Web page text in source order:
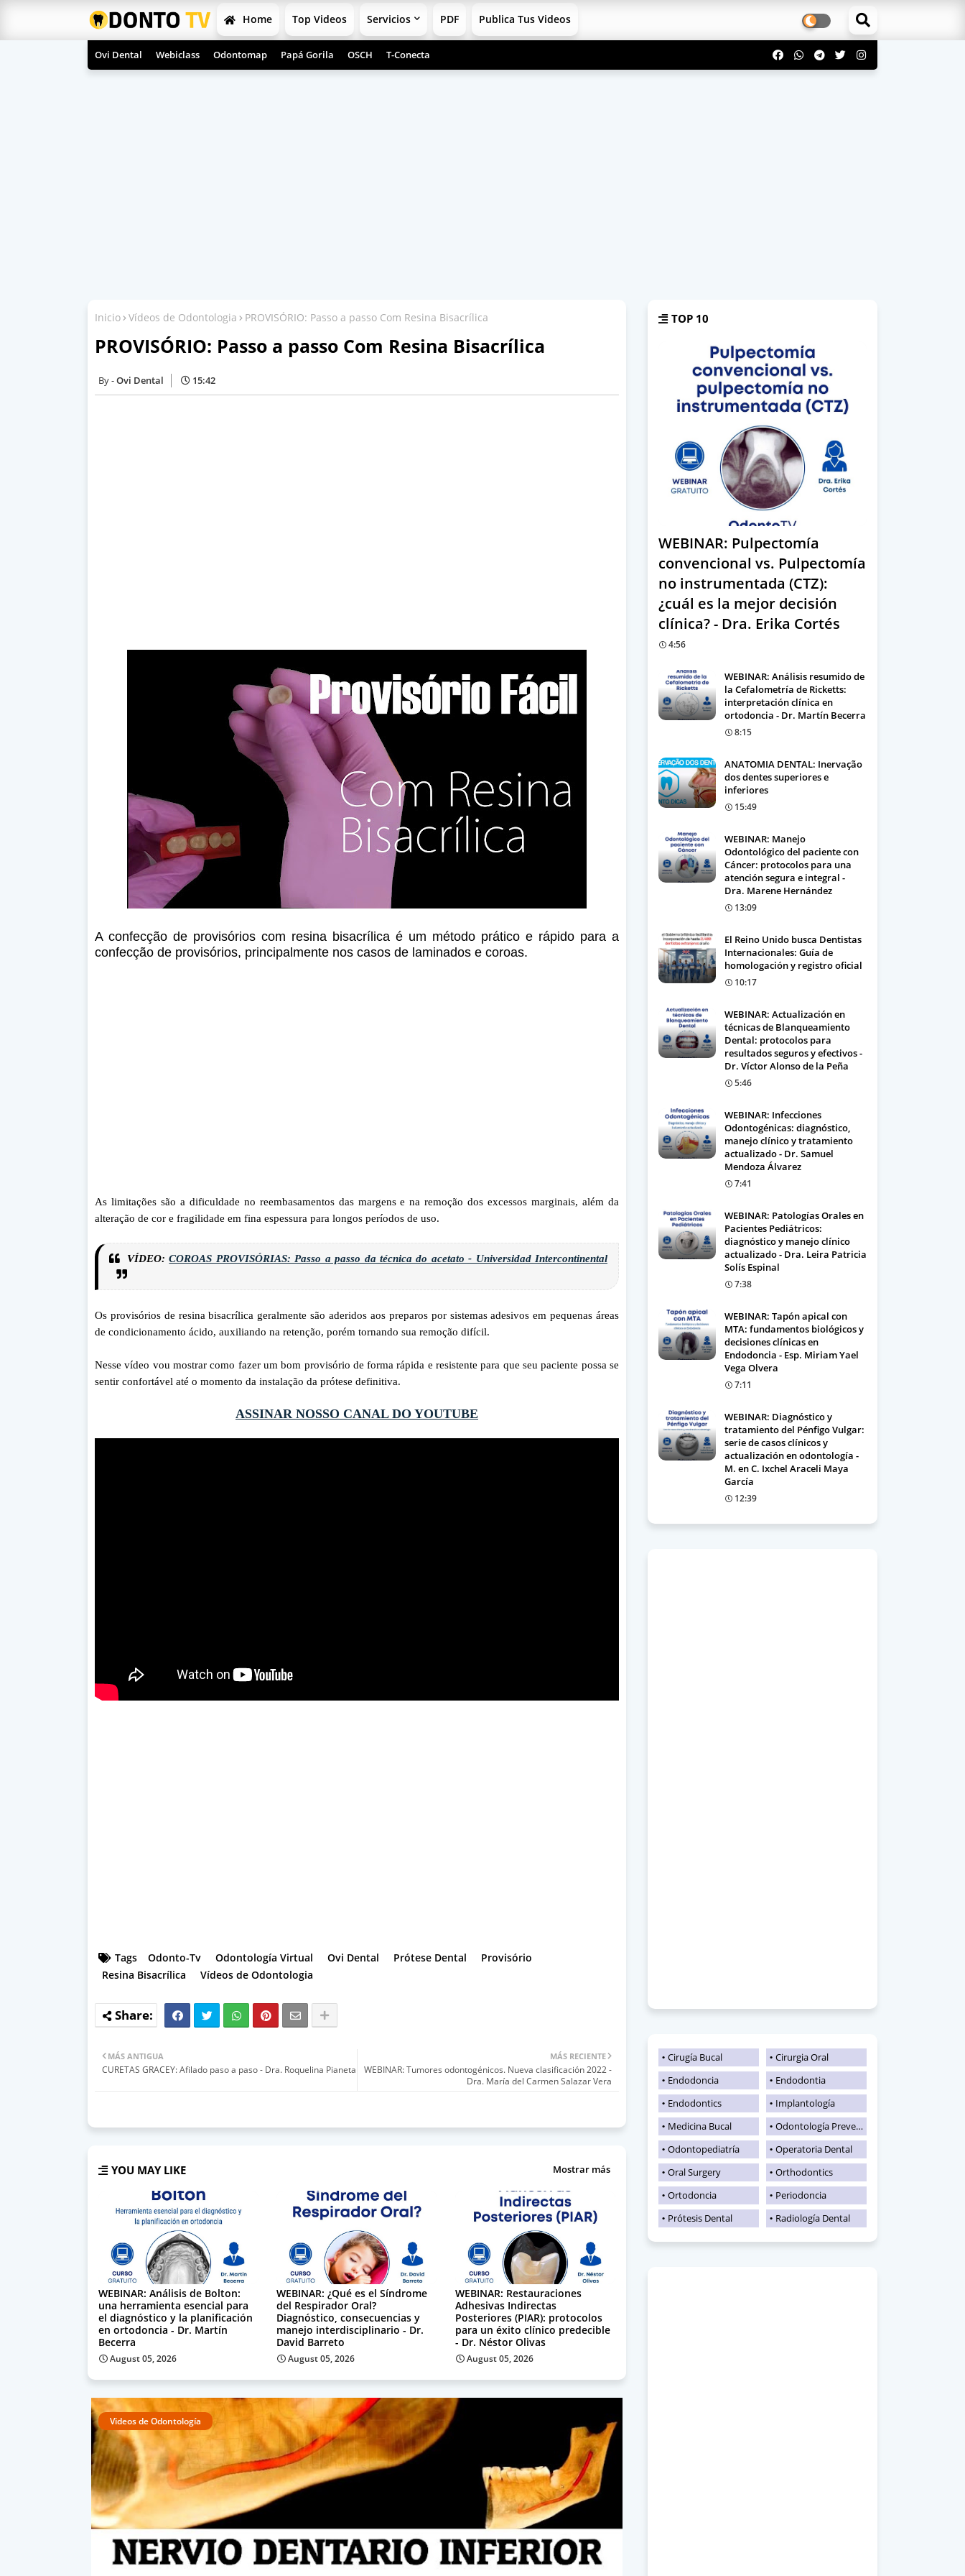
Home Top Videos Servicios PDF Publica Tus Videos
Ovi Dental Webiclass Odontomap Papá Gorila OSCH T-Conecta
Inicio Vídeos de Odontologia PROVISÓRIO: Passo a passo Com Resina Bisacrílica
PROVISÓRIO: Passo a passo Com Resina Bisacrílica
Ovi Dental 15:42
A confecção de provisórios com resina bisacrílica é um método prático e rápido para a
confecção de provisórios, principalmente nos casos de laminados e coroas.
As limitações são a dificuldade no reembasamentos das margens e na remoção dos excessos marginais, além da
alteração de cor e fragilidade em fina espessura para longos períodos de uso.
VÍDEO:COROAS PROVISÓRIAS: Passo a passo da técnica do acetato - Universidad Intercontinental
Os provisórios de resina bisacrílica geralmente são aderidos aos preparos por sistemas adesivos em pequenas áreas
de condicionamento ácido, auxiliando na retenção, porém tornando sua remoção difícil.
Nesse vídeo vou mostrar como fazer um bom provisório de forma rápida e resistente para que seu paciente possa se
sentir confortável até o momento da instalação da prótese definitiva.
ASSINAR NOSSO CANAL DO YOUTUBE
Tags Odonto-Tv Odontología Virtual Ovi Dental Prótese Dental
Provisório
Resina Bisacrílica
Vídeos de Odontologia
MÁS RECIENTE
WEBINAR: Tumores odontogénicos. Nueva clasificación 2022 -
Dra. María del Carmen Salazar Vera
MÁS ANTIGUA
CURETAS GRACEY: Afilado paso a paso - Dra. Roquelina Pianeta
YOU MAY LIKE Mostrar más
WEBINAR: Análisis de Bolton:
una herramienta esencial para
el diagnóstico y la planificación
en ortodoncia - Dr. Martín
Becerra
August 05, 2026
WEBINAR: ¿Qué es el Síndrome
del Respirador Oral?
Diagnóstico, consecuencias y
manejo interdisciplinario - Dr.
David Barreto
August 05, 2026
WEBINAR: Restauraciones
Adhesivas Indirectas
Posteriores (PIAR): protocolos
para un éxito clínico predecible
- Dr. Néstor Olivas
August 05, 2026
Videos de Odontología
TOP 10
WEBINAR: Pulpectomía
convencional vs. Pulpectomía
no instrumentada (CTZ):
¿cuál es la mejor decisión
clínica? - Dra. Erika Cortés
4:56
WEBINAR: Análisis resumido de
la Cefalometría de Ricketts:
interpretación clínica en
ortodoncia - Dr. Martín Becerra
8:15
ANATOMIA DENTAL: Inervação
dos dentes superiores e
inferiores
15:49
WEBINAR: Manejo
Odontológico del paciente con
Cáncer: protocolos para una
atención segura e integral -
Dra. Marene Hernández
13:09
El Reino Unido busca Dentistas
Internacionales: Guía de
homologación y registro oficial
10:17
WEBINAR: Actualización en
técnicas de Blanqueamiento
Dental: protocolos para
resultados seguros y efectivos -
Dr. Víctor Alonso de la Peña
5:46
WEBINAR: Infecciones
Odontogénicas: diagnóstico,
manejo clínico y tratamiento
actualizado - Dr. Samuel
Mendoza Álvarez
7:41
WEBINAR: Patologías Orales en
Pacientes Pediátricos:
diagnóstico y manejo clínico
actualizado - Dra. Leira Patricia
Solís Espinal
7:38
WEBINAR: Tapón apical con
MTA: fundamentos biológicos y
decisiones clínicas en
Endodoncia - Esp. Miriam Yael
Vega Olvera
7:11
WEBINAR: Diagnóstico y
tratamiento del Pénfigo Vulgar:
serie de casos clínicos y
actualización en odontología -
M. en C. Ixchel Araceli Maya
García
12:39
Cirugía Bucal
Cirurgia Oral
Endodoncia
Endodontia
Endodontics
Implantología
Medicina Bucal
Odontología Preventiva
Odontopediatría
Operatoria Dental
Oral Surgery
Orthodontics
Ortodoncia
Periodoncia
Prótesis Dental
Radiología Dental